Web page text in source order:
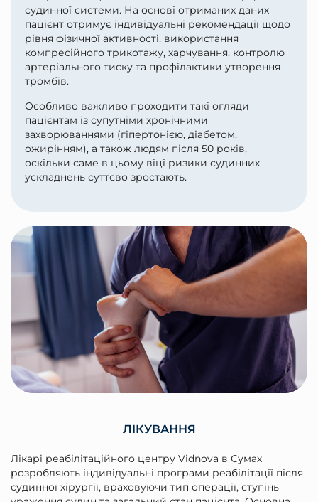
судинної системи. На основі отриманих даних
пацієнт отримує індивідуальні рекомендації щодо
рівня фізичної активності, використання
компресійного трикотажу, харчування, контролю
артеріального тиску та профілактики утворення
тромбів.
Особливо важливо проходити такі огляди
пацієнтам із супутніми хронічними
захворюваннями (гіпертонією, діабетом,
ожирінням), а також людям після 50 років,
оскільки саме в цьому віці ризики судинних
ускладнень суттєво зростають.
ЛІКУВАННЯ
Лікарі реабілітаційного центру Vidnova в Сумах
розробляють індивідуальні програми реабілітації після
судинної хірургії, враховуючи тип операції, ступінь